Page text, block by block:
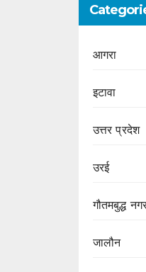
आगरा
इटावा
उत्तर प्रदेश
उरई
गौतमबुद्ध
जालौन